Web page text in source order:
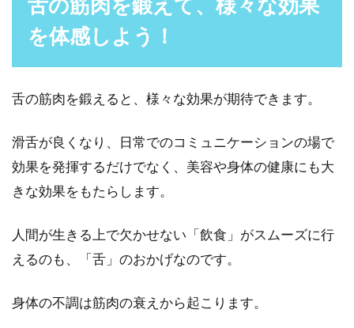
を体感しよう！
舌の筋肉を鍛えると、様々な効果が期待できます。
滑舌が良くなり、日常でのコミュニケーションの場で
効果を発揮するだけでなく、美容や身体の健康にも大
きな効果をもたらします。
人間が生きる上で欠かせない「飲食」がスムーズに行
えるのも、「舌」のおかげなのです。
身体の不調は筋肉の衰えから起こります。